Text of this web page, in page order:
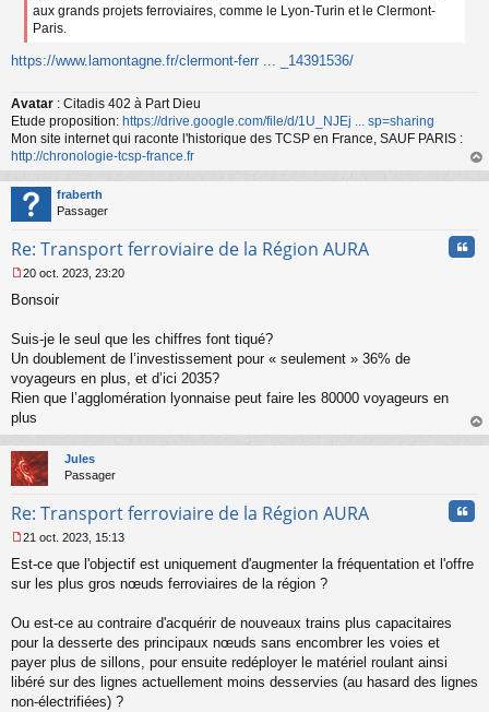
aux grands projets ferroviaires, comme le Lyon-Turin et le Clermont-
Paris.
https://www.lamontagne.fr/clermont-ferr ... _14391536/
Avatar : Citadis 402 à Part Dieu
Etude proposition: https://drive.google.com/file/d/1U_NJEj ... sp=sharing
Mon site internet qui raconte l'historique des TCSP en France, SAUF PARIS :
http://chronologie-tcsp-france.fr
au
fraberth
Passager
Re: Transport ferroviaire de la Région AURA
e
s
g
e
n
o
n
l
u
20 oct. 2023, 23:20
Bonsoir
Suis-je le seul que les chiffres font tiqué?
Un doublement de l’investissement pour « seulement » 36% de
voyageurs en plus, et d’ici 2035?
Rien que l’agglomération lyonnaise peut faire les 80000 voyageurs en
plus
au
Jules
Passager
Re: Transport ferroviaire de la Région AURA
e
s
g
e
n
o
n
21 oct. 2023, 15:13
Est-ce que l'objectif est uniquement d'augmenter la fréquentation et l'offre
sur les plus gros nœuds ferroviaires de la région ?
Ou est-ce au contraire d'acquérir de nouveaux trains plus capacitaires
pour la desserte des principaux nœuds sans encombrer les voies et
payer plus de sillons, pour ensuite redéployer le matériel roulant ainsi
libéré sur des lignes actuellement moins desservies (au hasard des lignes
non-électrifiées) ?